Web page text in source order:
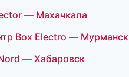
— Махачкала
Box Electro — Мурманск
— Хабаровск